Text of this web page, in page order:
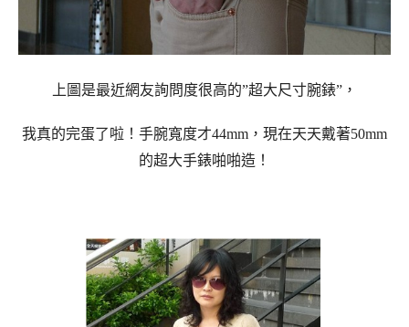
上圖是最近網友詢問度很高的”超大尺寸腕錶”，
我真的完蛋了啦！手腕寬度才44mm，現在天天戴著50mm
的超大手錶啪啪造！